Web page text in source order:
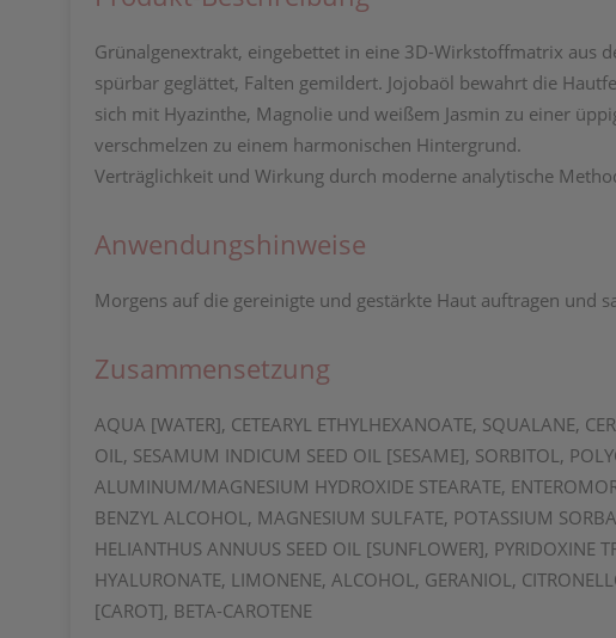
Grünalgenextrakt, eingebettet in eine 3D-Wirkstoffmatrix aus
spürbar geglättet, Falten gemildert. Jojobaöl bewahrt die
sich mit Hyazinthe, Magnolie und weißem Jasmin zu einer
verschmelzen zu einem harmonischen Hintergrund.
Verträglichkeit und Wirkung durch moderne analytische
Anwendungshinweise
Morgens auf die gereinigte und gestärkte Haut auftragen und
Zusammensetzung
AQUA [WATER], CETEARYL ETHYLHEXANOATE, SQUALANE,
OIL, SESAMUM INDICUM SEED OIL [SESAME], SORBITOL,
ALUMINUM/MAGNESIUM HYDROXIDE STEARATE,
BENZYL ALCOHOL, MAGNESIUM SULFATE, POTASSIUM
HELIANTHUS ANNUUS SEED OIL [SUNFLOWER],
HYALURONATE, LIMONENE, ALCOHOL, GERANIOL,
[CAROT], BETA-CAROTENE